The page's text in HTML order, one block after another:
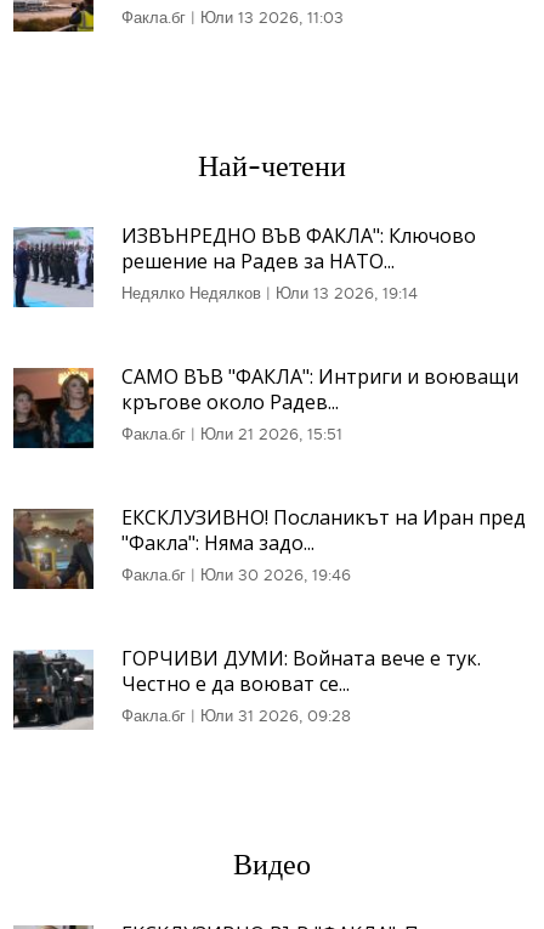
Факла.бг | Юли 13 2026, 11:03
Най-четени
ИЗВЪНРЕДНО ВЪВ ФАКЛА": Ключово
решение на Радев за НАТО...
Недялко Недялков | Юли 13 2026, 19:14
САМО ВЪВ "ФАКЛА": Интриги и воюващи
кръгове около Радев...
Факла.бг | Юли 21 2026, 15:51
ЕКСКЛУЗИВНО! Посланикът на Иран пред
"Факла": Няма задо...
Факла.бг | Юли 30 2026, 19:46
ГОРЧИВИ ДУМИ: Войната вече е тук.
Честно е да воюват се...
Факла.бг | Юли 31 2026, 09:28
Видео